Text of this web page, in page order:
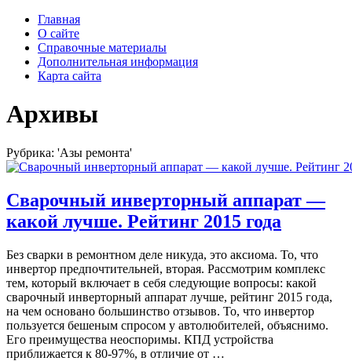
Главная
О сайте
Справочные материалы
Дополнительная информация
Карта сайта
Архивы
Рубрика: 'Азы ремонта'
Сварочный инверторный аппарат —
какой лучше. Рейтинг 2015 года
Без сварки в ремонтном деле никуда, это аксиома. То, что
инвертор предпочтительней, вторая. Рассмотрим комплекс
тем, который включает в себя следующие вопросы: какой
сварочный инверторный аппарат лучше, рейтинг 2015 года,
на чем основано большинство отзывов. То, что инвертор
пользуется бешеным спросом у автолюбителей, объяснимо.
Его преимущества неоспоримы. КПД устройства
приближается к 80-97%, в отличие от …